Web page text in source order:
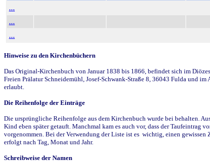
...
...
...
Hinweise zu den Kirchenbüchern
Das Original-Kirchenbuch von Januar 1838 bis 1866, befindet sich im
Freien Prälatur Schneidemühl, Josef-Schwank-Straße 8, 36043 Fulda und
erlaubt.
Die Reihenfolge der Einträge
Die ursprüngliche Reihenfolge aus dem Kirchenbuch wurde bei behalten.
Kind eben später getauft. Manchmal kam es auch vor, dass der Taufeintrag
vorgenommen. Bei der Verwendung der Liste ist es wichtig, einen
erfolgt nach Tag, Monat und Jahr.
Schreibweise der Namen